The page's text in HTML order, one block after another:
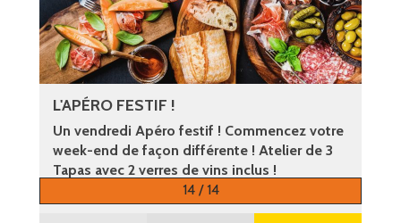
L'APÉRO FESTIF !
Un vendredi Apéro festif ! Commencez votre
week-end de façon différente ! Atelier de 3
Tapas avec 2 verres de vins inclus !
Plus d’informations
14 / 14